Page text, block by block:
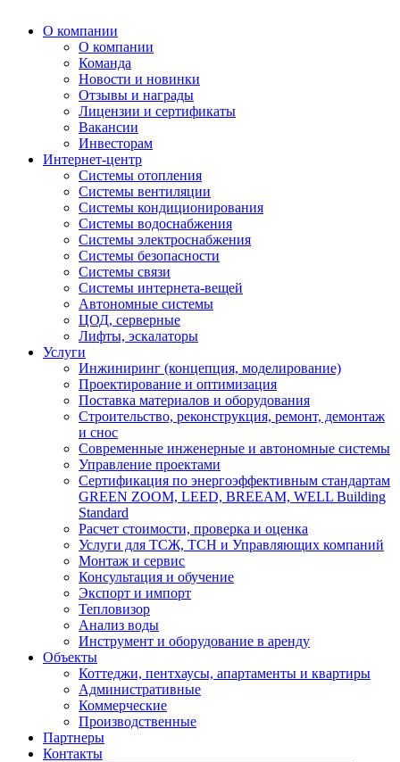
О компании
О компании
Команда
Новости и новинки
Отзывы и награды
Лицензии и сертификаты
Вакансии
Инвесторам
Интернет-центр
Системы отопления
Системы вентиляции
Системы кондиционирования
Системы водоснабжения
Системы электроснабжения
Системы безопасности
Системы связи
Системы интернета-вещей
Автономные системы
ЦОД, серверные
Лифты, эскалаторы
Услуги
Инжиниринг (концепция, моделирование)
Проектирование и оптимизация
Поставка материалов и оборудования
Строительство, реконструкция, ремонт, демонтаж
и снос
Современные инженерные и автономные системы
Управление проектами
Сертификация по энергоэффективным стандартам
GREEN ZOOM, LEED, BREEAM, WELL Building
Standard
Расчет стоимости, проверка и оценка
Услуги для ТСЖ, ТСН и Управляющих компаний
Монтаж и сервис
Консультация и обучение
Экспорт и импорт
Тепловизор
Анализ воды
Инструмент и оборудование в аренду
Объекты
Коттеджи, пентхаусы, апартаменты и квартиры
Административные
Коммерческие
Производственные
Партнеры
Контакты